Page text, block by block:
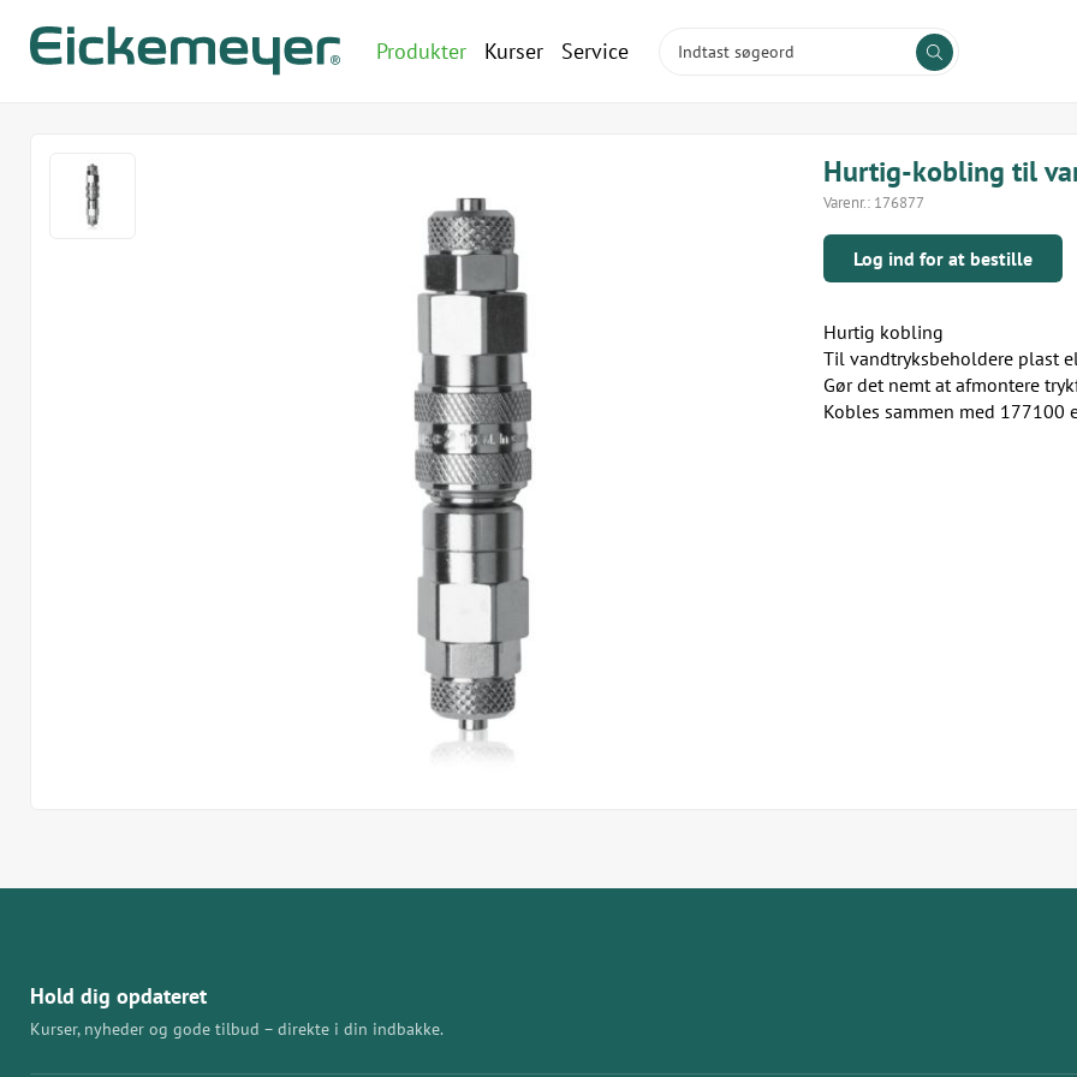
Produkter Kurser Service
Hurtig-kobling til
Varenr.: 176877
Log ind for at bestille
Hurtig kobling
Til vandtryksbeholdere plast
Gør det nemt at afmontere
Kobles sammen med 177100
Hold dig opdateret
Kurser, nyheder og gode tilbud – direkte i din indbakke.